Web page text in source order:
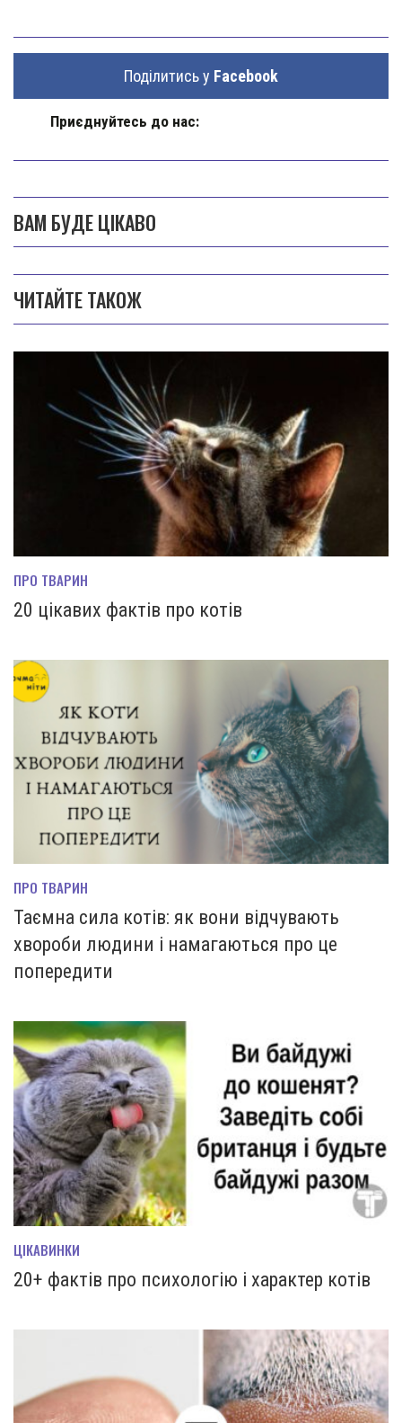
Поділитись у Facebook
Приєднуйтесь до нас:
ВАМ БУДЕ ЦІКАВО
ЧИТАЙТЕ ТАКОЖ
ПРО ТВАРИН
20 цікавих фактів про котів
ПРО ТВАРИН
Таємна сила котів: як вони відчувають
хвороби людини і намагаються про це
попередити
ЦІКАВИНКИ
20+ фактів про психологію і характер котів